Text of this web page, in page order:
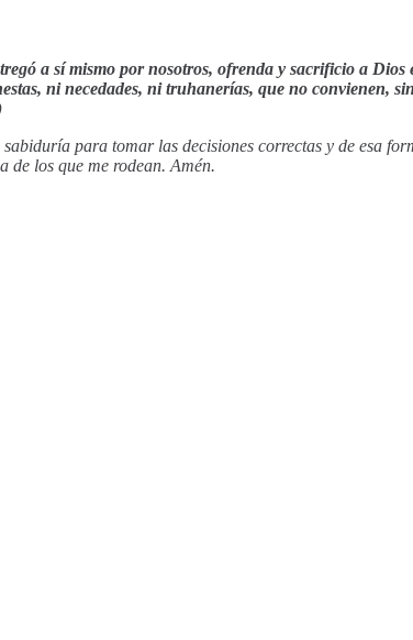
a sí mismo por nosotros, ofrenda y sacrificio a
ni necedades, ni truhanerías, que no convienen,
para tomar las decisiones correctas y de esa
de los que me rodean. Amén.